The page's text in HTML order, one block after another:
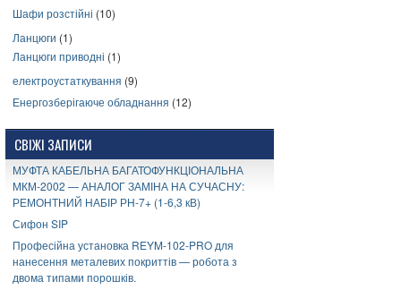
Шафи розстійні (10)
Ланцюги (1)
Ланцюги приводні (1)
електроустаткування (9)
Енергозберігаюче обладнання (12)
СВІЖІ ЗАПИСИ
МУФТА КАБЕЛЬНА БАГАТОФУНКЦІОНАЛЬНА
МКМ-2002 — АНАЛОГ ЗАМІНА НА СУЧАСНУ:
РЕМОНТНИЙ НАБІР РН-7+ (1-6,3 кВ)
Сифон SIP
Професійна установка REYM-102-PRO для
нанесення металевих покриттів — робота з
двома типами порошків.